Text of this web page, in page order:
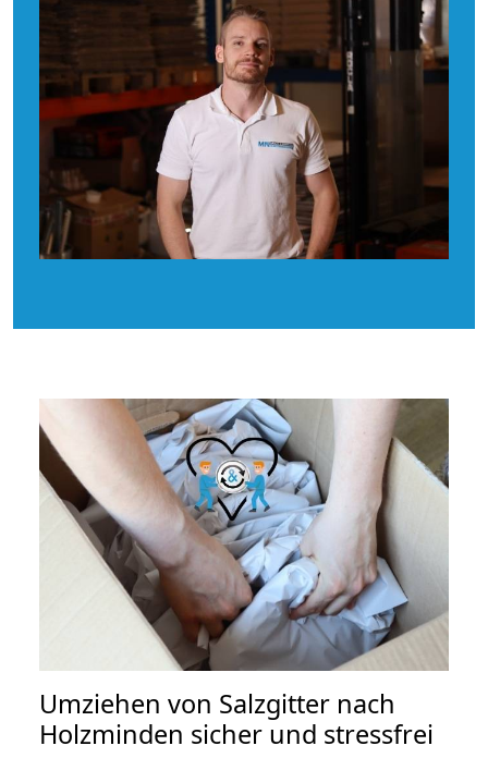
Umziehen von Salzgitter nach
Holzminden sicher und stressfrei